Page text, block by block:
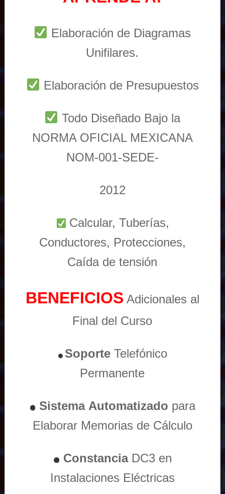
Elaboración de Diagramas
Unifilares.
Elaboración de Presupuestos
Todo Diseñado Bajo la
NORMA OFICIAL MEXICANA
NOM-001-SEDE-
2012
Calcular, Tuberías,
Conductores, Protecciones,
Caída de tensión
BENEFICIOS Adicionales al
Final del Curso
Soporte Telefónico
Permanente
Sistema Automatizado para
Elaborar Memorias de Cálculo
ConstanciaDC3 en
Instalaciones Eléctricas